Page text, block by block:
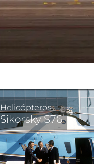
Helicópteros
Sikorsky S76